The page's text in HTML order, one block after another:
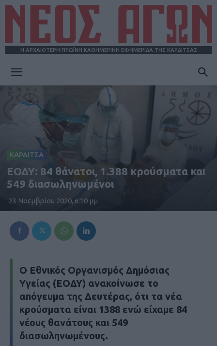
Η ΑΡΧΑΙΟΤΕΡΗ ΠΡΩΪΝΗ ΚΑΘΗΜΕΡΙΝΗ ΕΦΗΜΕΡΙΔΑ ΤΗΣ ΚΑΡΔΙΤΣΑΣ
ΚΑΡΔΙΤΣΑ
ΕΟΔΥ: 84 θάνατοι, 1.388 κρούσματα και
549 διασωληνωμένοι
23 Νοεμβρίου 2020, 6:10 μμ
Ο Εθνικός Οργανισμός Δημόσιας
Υγείας (ΕΟΔΥ) ανακοίνωσε το
απόγευμα της Δευτέρας, ότι τα νέα
κρούσματα είναι 1388 ενώ είχαμε 84
νέους θανάτους και 549
διασωληνωμένους.